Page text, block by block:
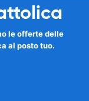
le offerte delle
al posto tuo.